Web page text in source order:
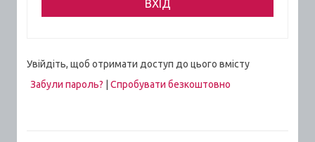
Увійдіть, щоб отримати доступ до цього вмісту
Забули пароль?
Спробувати безкоштовно